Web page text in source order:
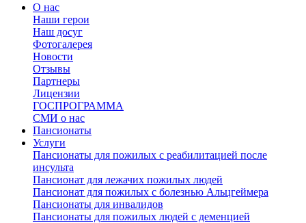
О нас
Наши герои
Наш досуг
Фотогалерея
Новости
Отзывы
Партнеры
Лицензии
ГОСПРОГРАММА
СМИ о нас
Пансионаты
Услуги
Пансионаты для пожилых с реабилитацией после
инсульта
Пансионат для лежачих пожилых людей
Пансионат для пожилых с болезнью Альцгеймера
Пансионаты для инвалидов
Пансионаты для пожилых людей с деменцией